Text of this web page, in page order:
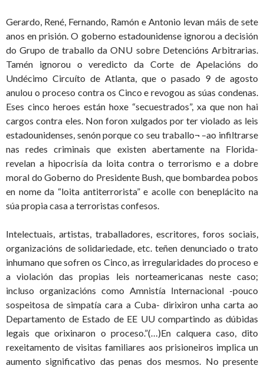
Gerardo, René, Fernando, Ramón e Antonio levan máis de sete
anos en prisión. O goberno estadounidense ignorou a decisión
do Grupo de traballo da ONU sobre Detencións Arbitrarias.
Tamén ignorou o veredicto da Corte de Apelacións do
Undécimo Circuíto de Atlanta, que o pasado 9 de agosto
anulou o proceso contra os Cinco e revogou as súas condenas.
Eses cinco heroes están hoxe “secuestrados”, xa que non hai
cargos contra eles. Non foron xulgados por ter violado as leis
estadounidenses, senón porque co seu traballo¬ –ao infiltrarse
nas redes criminais que existen abertamente na Florida-
revelan a hipocrisía da loita contra o terrorismo e a dobre
moral do Goberno do Presidente Bush, que bombardea pobos
en nome da “loita antiterrorista” e acolle con beneplácito na
súa propia casa a terroristas confesos.
Intelectuais, artistas, traballadores, escritores, foros sociais,
organizacións de solidariedade, etc. teñen denunciado o trato
inhumano que sofren os Cinco, as irregularidades do proceso e
a violación das propias leis norteamericanas neste caso;
incluso organizacións como Amnistía Internacional -pouco
sospeitosa de simpatía cara a Cuba- dirixiron unha carta ao
Departamento de Estado de EE UU compartindo as dúbidas
legais que orixinaron o proceso.”(…)En calquera caso, dito
rexeitamento de visitas familiares aos prisioneiros implica un
aumento significativo das penas dos mesmos. No presente